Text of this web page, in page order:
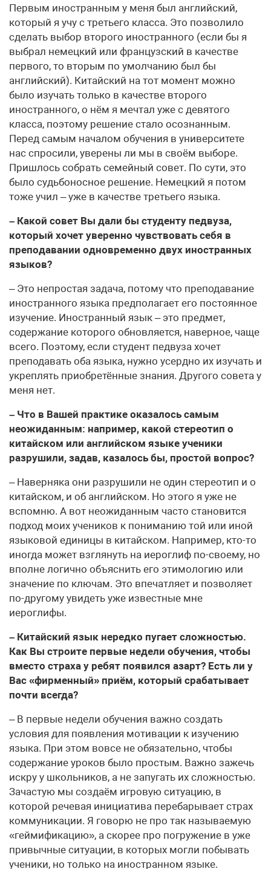
Первым иностранным у меня был английский,
который я учу с третьего класса. Это позволило
сделать выбор второго иностранного (если бы я
выбрал немецкий или французский в качестве
первого, то вторым по умолчанию был бы
английский). Китайский на тот момент можно
было изучать только в качестве второго
иностранного, о нём я мечтал уже с девятого
класса, поэтому решение стало осознанным.
Перед самым началом обучения в университете
нас спросили, уверены ли мы в своём выборе.
Пришлось собрать семейный совет. По сути, это
было судьбоносное решение. Немецкий я потом
тоже учил – уже в качестве третьего языка.
– Какой совет Вы дали бы студенту педвуза,
который хочет уверенно чувствовать себя в
преподавании одновременно двух иностранных
языков?
– Это непростая задача, потому что преподавание
иностранного языка предполагает его постоянное
изучение. Иностранный язык – это предмет,
содержание которого обновляется, наверное, чаще
всего. Поэтому, если студент педвуза хочет
преподавать оба языка, нужно усердно их изучать и
укреплять приобретённые знания. Другого совета у
меня нет.
– Что в Вашей практике оказалось самым
неожиданным: например, какой стереотип о
китайском или английском языке ученики
разрушили, задав, казалось бы, простой вопрос?
– Наверняка они разрушили не один стереотип и о
китайском, и об английском. Но этого я уже не
вспомню. А вот неожиданным часто становится
подход моих учеников к пониманию той или иной
языковой единицы в китайском. Например, кто-то
иногда может взглянуть на иероглиф по-своему, но
вполне логично объяснить его этимологию или
значение по ключам. Это впечатляет и позволяет
по-другому увидеть уже известные мне
иероглифы.
– Китайский язык нередко пугает сложностью.
Как Вы строите первые недели обучения, чтобы
вместо страха у ребят появился азарт? Есть ли у
Вас «фирменный» приём, который срабатывает
почти всегда?
– В первые недели обучения важно создать
условия для появления мотивации к изучению
языка. При этом вовсе не обязательно, чтобы
содержание уроков было простым. Важно зажечь
искру у школьников, а не запугать их сложностью.
Зачастую мы создаём игровую ситуацию, в
которой речевая инициатива перебарывает страх
коммуникации. Я говорю не про так называемую
«геймификацию», а скорее про погружение в уже
привычные ситуации, в которых могли побывать
ученики, но только на иностранном языке.